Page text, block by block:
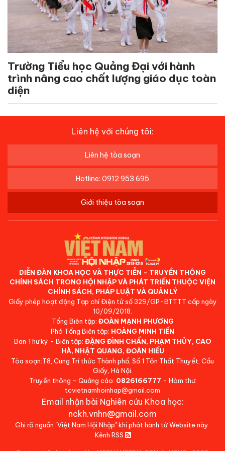
Trường Tiểu học Quảng Đại với hành
trình nâng cao chất lượng giáo dục toàn
diện
Liên hệ với chúng tôi:
Liên hệ tòa soạn
Hotline: 0912 953 695
Giới thiệu tòa soạn
DIỄN ĐÀN KHOA HỌC VÀ THỰC TIỄN - TRUYỀN THÔNG
CHÍNH SÁCH TRONG HỘI NHẬP VÀ PHÁT TRIỂN THUỘC VIỆN
CHÍNH SÁCH, PHÁP LUẬT VÀ QUẢN LÝ
Giấy phép hoạt động Tạp chí Điện tử số 329/GP-BTTTT cấp ngày
10/09/2018.
Tổng Biên tập: ĐOÀN MẠNH PHƯƠNG
Phó Tổng Biên tập: HOÀNG MINH TIẾN
Ban Thư ký - Biên tập: ĐẶNG ĐÌNH CHẤN, PHẠM THỦY, CAO
HÀ, NHẬT QUANG, ĐOÀN HIẾU
Tòa soạn:T8, Cung Trí thức Thành phố, Số 1 Tôn Thất Thuyết, Cầu
Giấy, Hà Nội.
Truyền thông - Quảng cáo: 0826166777 - Hòm thư:
tcvietnamhoinhap@gmail.com
Email nhận bài Nghiên cứu Khoa học:
nckh.vnhn@gmail.com
Ghi rõ nguồn "Việt Nam Hội Nhập" khi phát hành từ Website này.
Kênh RSS